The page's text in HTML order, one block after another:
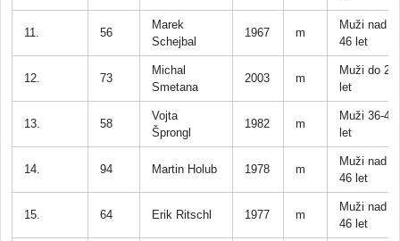
11. 56
Marek
Schejbal
1967 m
Muži nad
46 let
12. 73
Michal
Smetana
2003 m
Muži do 25
let
13. 58
Vojta
Šprongl
1982 m
Muži 36-45
let
14. 94 Martin Holub 1978 m
Muži nad
46 let
15. 64 Erik Ritschl 1977 m
Muži nad
46 let